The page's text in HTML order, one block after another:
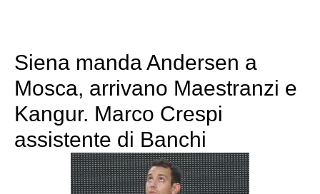
Siena manda Andersen a
Mosca, arrivano Maestranzi e
Kangur. Marco Crespi
assistente di Banchi